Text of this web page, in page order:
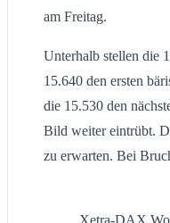
am Freitag.
Unterhalb stellen die
15.640 den ersten
die 15.530 den
Bild weiter eintrübt.
zu erwarten. Bei
Xetra-DAX